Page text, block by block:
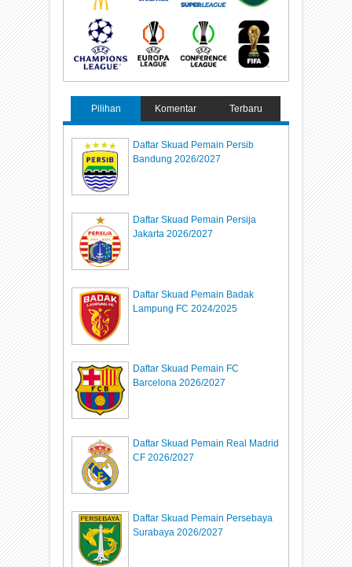
Pilihan Komentar Terbaru
Daftar Skuad Pemain Persib
Bandung 2026/2027
Daftar Skuad Pemain Persija
Jakarta 2026/2027
Daftar Skuad Pemain Badak
Lampung FC 2024/2025
Daftar Skuad Pemain FC
Barcelona 2026/2027
Daftar Skuad Pemain Real Madrid
CF 2026/2027
Daftar Skuad Pemain Persebaya
Surabaya 2026/2027